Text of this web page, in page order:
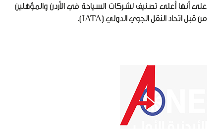
على أنها أعلى تصنيف لشركات السياحة في الأردن والمؤهلين
من قبل اتحاد النقل الجوي الدولي (IATA).